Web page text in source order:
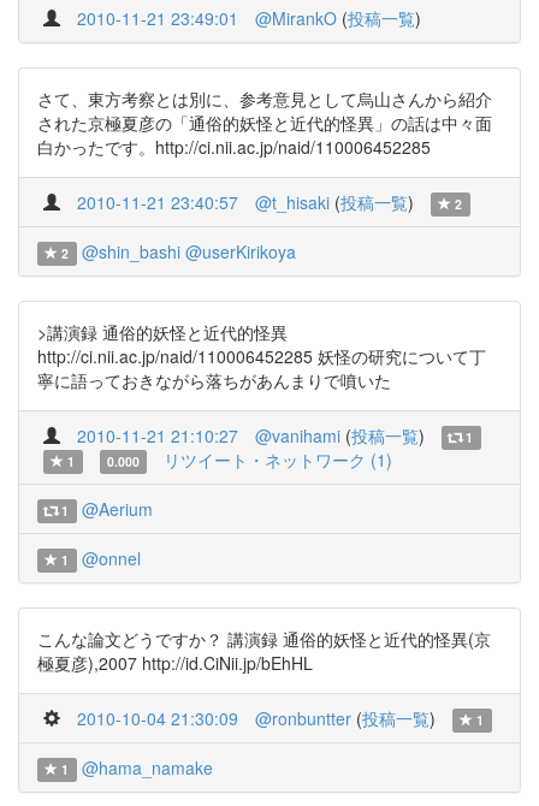
2010-11-21 23:49:01 @MirankO (投稿一覧)
さて、東方考察とは別に、参考意見として烏山さんから紹介
された京極夏彦の「通俗的妖怪と近代的怪異」の話は中々面
白かったです。http://ci.nii.ac.jp/naid/110006452285
2010-11-21 23:40:57 @t_hisaki (投稿一覧) 2
2 @shin_bashi @userKirikoya
>講演録 通俗的妖怪と近代的怪異
http://ci.nii.ac.jp/naid/110006452285 妖怪の研究について丁
寧に語っておきながら落ちがあんまりで噴いた
2010-11-21 21:10:27 @vanihami (投稿一覧)
1
1
0.000 リツイート・ネットワーク (1)
1 @Aerium
1 @onnel
こんな論文どうですか？ 講演録 通俗的妖怪と近代的怪異(京
極夏彦),2007 http://id.CiNii.jp/bEhHL
2010-10-04 21:30:09 @ronbuntter (投稿一覧) 1
1 @hama_namake